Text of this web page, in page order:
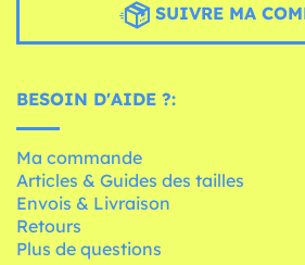
SUIVRE MA
BESOIN D'AIDE ?:
Ma commande
Articles & Guides des tailles
Envois & Livraison
Retours
Plus de questions